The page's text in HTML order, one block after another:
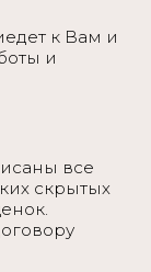
к Вам и
и
все
скрытых